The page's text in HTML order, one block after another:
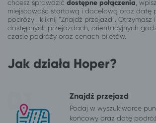
chcesz sprawdzić dostępne połączenia ,
miejscowość startową i docelową oraz datę
podróży i kliknij “Znajdź przejazd”. Otrzymasz
dostępnych przejazdach, orientacyjnych
czasie podróży oraz cenach biletów.
Jak działa Hoper?
Znajdź przejazd
Podaj w wyszukiwarce
końcowy oraz datę